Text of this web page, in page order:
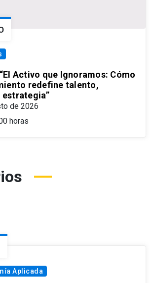
Activo que Ignoramos: Cómo
redefine talento,
estrategia”
de 2026
horas
Aplicada